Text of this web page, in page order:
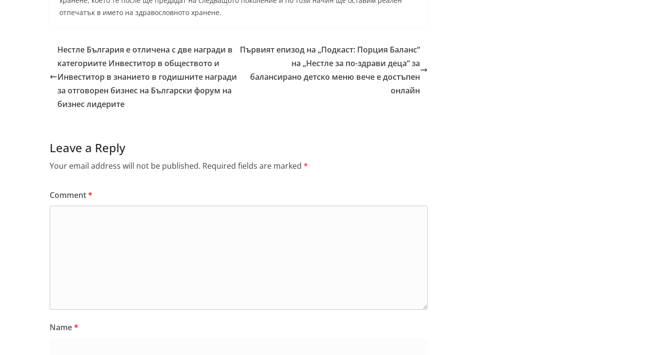
отпечатък в името на здравословното хранене.
Нестле България е отличена с две награди в
категориите Инвеститор в обществото и
Инвеститор в знанието в годишните награди
за отговорен бизнес на Български форум на
бизнес лидерите
Първият епизод на „Подкаст: Порция Баланс“
на „Нестле за по-здрави деца“ за
балансирано детско меню вече е достъпен
онлайн
Leave a Reply
Your email address will not be published. Required fields are marked *
Comment*
Name*